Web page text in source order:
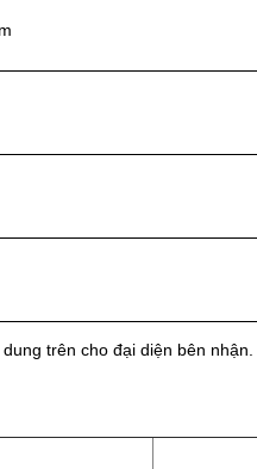
trên cho đại diện bên